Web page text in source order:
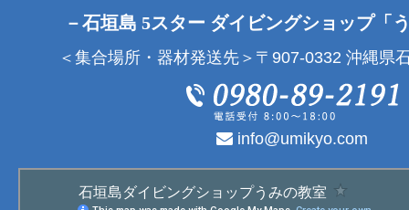
－石垣島 5スター ダイビングショップ「
＜集合場所・器材発送先＞〒907-0332 沖縄県
info@umikyo.com